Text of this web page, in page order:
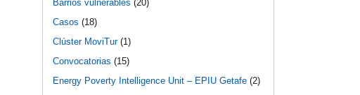
Barrios vulnerables (20)
Casos (18)
Clúster MoviTur(1)
Convocatorias (15)
Energy Poverty Intelligence Unit – EPIU Getafe (2)